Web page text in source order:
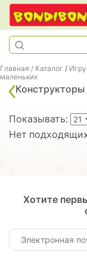
Главная / Каталог /
маленьких
Показывать:
Нет
Хотите